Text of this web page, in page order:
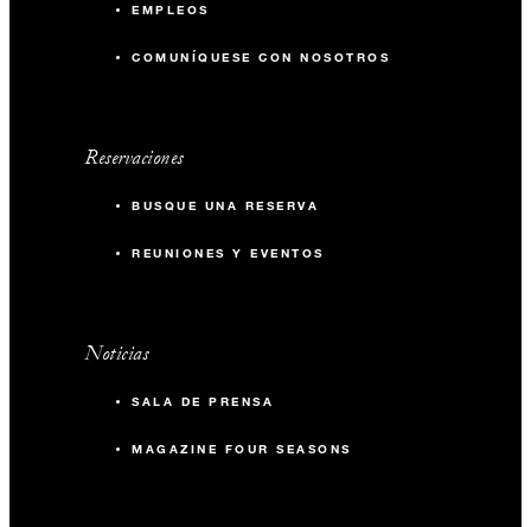
EMPLEOS
COMUNÍQUESE CON NOSOTROS
Reservaciones
BUSQUE UNA RESERVA
REUNIONES Y EVENTOS
Noticias
SALA DE PRENSA
MAGAZINE FOUR SEASONS